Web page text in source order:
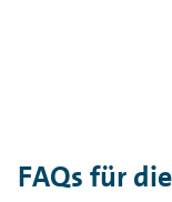
FAQs für